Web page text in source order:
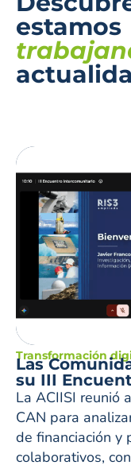
estamos
Transformación
Las
su III
La ACIISI reunió
CAN para
de financiación y
colaborativos,